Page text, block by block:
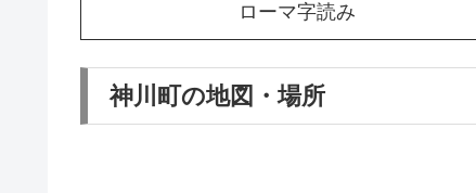
ローマ字読み
神川町の地図・場所